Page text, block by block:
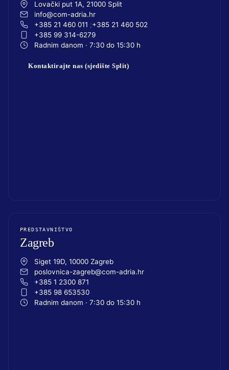
Lovački put 1A, 21000 Split
info@com-adria.hr
+385 21 460 011
+385 21 460 502
+385 99 314-6279
Radnim danom · 7:30 do 15:30 h
Kontaktirajte nas (sjedište Split)
PREDSTAVNIŠTVO
Zagreb
Siget 19D, 10000 Zagreb
poslovnica-zagreb@com-adria.hr
+385 1 2300 871
+385 98 653530
Radnim danom · 7:30 do 15:30 h